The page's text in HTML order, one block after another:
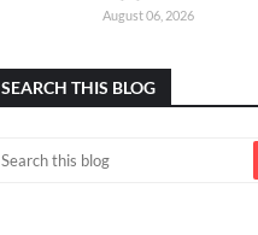
August 06, 2026
SEARCH THIS BLOG